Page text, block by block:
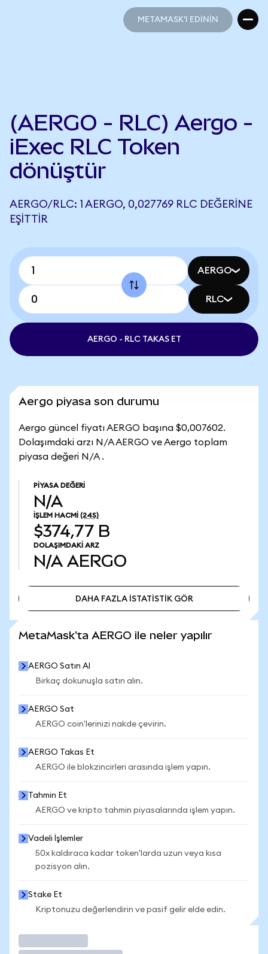
METAMASK'I EDİNİN
(AERGO - RLC) Aergo -
iExec RLC Token
dönüştür
AERGO/RLC: 1 AERGO, 0,027769 RLC DEĞERINE
EŞITTIR
AERGO
RLC
AERGO - RLC TAKAS ET
Aergo piyasa son durumu
Aergo güncel fiyatı AERGO başına $0,007602.
Dolaşımdaki arzı N/A AERGO ve Aergo toplam
piyasa değeri N/A .
PIYASA DEĞERI
N/A
İŞLEM HACMI (24S)
$374,77 B
DOLAŞIMDAKI ARZ
N/A AERGO
DAHA FAZLA İSTATİSTİK GÖR
MetaMask'ta AERGO ile neler yapılır
AERGO Satın Al
Birkaç dokunuşla satın alın.
AERGO Sat
AERGO coin'lerinizi nakde çevirin.
AERGO Takas Et
AERGO ile blokzincirleri arasında işlem yapın.
Tahmin Et
AERGO ve kripto tahmin piyasalarında işlem yapın.
Vadeli İşlemler
50x kaldıraca kadar token'larda uzun veya kısa
pozisyon alın.
Stake Et
Kriptonuzu değerlendirin ve pasif gelir elde edin.